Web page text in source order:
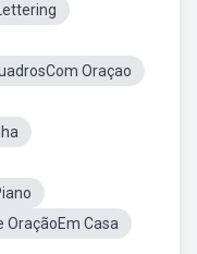
Oraçao
OraçãoEm Casa